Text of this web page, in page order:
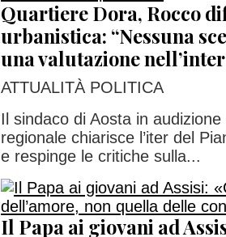
Quartiere Dora, Rocco
urbanistica: “Nessuna
una valutazione
ATTUALITÀ POLITICA
Il sindaco di Aosta in
regionale chiarisce l’iter del
e respinge le critiche sulla...
Il Papa ai giovani ad